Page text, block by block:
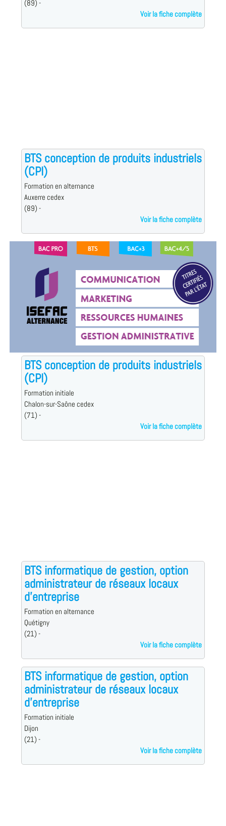
(89) -
Voir la fiche complète
BTS conception de produits industriels
(CPI)
Formation en alternance
Auxerre cedex
(89) -
Voir la fiche complète
BTS conception de produits industriels
(CPI)
Formation initiale
Chalon-sur-Saône cedex
(71) -
Voir la fiche complète
BTS informatique de gestion, option
administrateur de réseaux locaux
d'entreprise
Formation en alternance
Quétigny
(21) -
Voir la fiche complète
BTS informatique de gestion, option
administrateur de réseaux locaux
d'entreprise
Formation initiale
Dijon
(21) -
Voir la fiche complète